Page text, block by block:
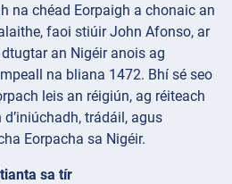
na chéad Eorpaigh a chonaic an
faoi stiúir John Afonso, ar
an Nigéir anois ag
na bliana 1472. Bhí sé seo
leis an réigiún, ag réiteach
trádáil, agus
Eorpacha sa Nigéir.
sa tír